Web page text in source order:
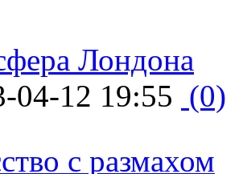
Лондона
04-12 19:55 (0)
с размахом